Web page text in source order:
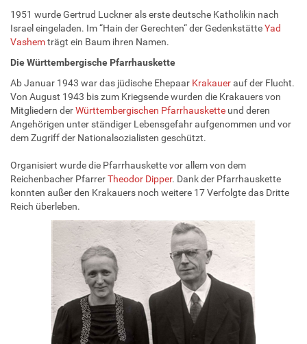
1951 wurde Gertrud Luckner als erste deutsche Katholikin nach
Israel eingeladen. Im “Hain der Gerechten“ der GedenkstätteYad
Vashemträgt ein Baum ihren Namen.
Die Württembergische Pfarrhauskette
Ab Januar 1943 war das jüdische Ehepaar Krakauerauf der Flucht.
Von August 1943 bis zum Kriegsende wurden die Krakauers von
Mitgliedern derWürttembergischen Pfarrhauskette und deren
Angehörigen unter ständiger Lebensgefahr aufgenommen und vor
dem Zugriff der Nationalsozialisten geschützt.
Organisiert wurde die Pfarrhauskette vor allem von dem
Reichenbacher PfarrerTheodor Dipper. Dank der Pfarrhauskette
konnten außer den Krakauers noch weitere 17 Verfolgte das Dritte
Reich überleben.